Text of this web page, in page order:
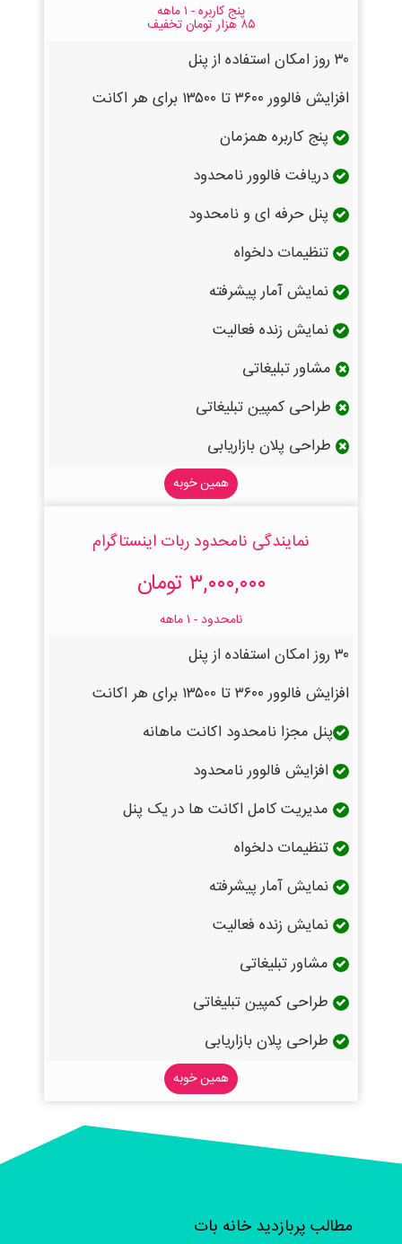
پنج کاربره - ۱ ماهه
۸۵ هزار تومان تخفیف
۳۰ روز امکان استفاده از پنل
افزایش فالوور ۳۶۰۰ تا ۱۳۵۰۰ برای هر اکانت
پنج کاربره همزمان
دریافت فالوور نامحدود
پنل حرفه ای و نامحدود
تنظیمات دلخواه
نمایش آمار پیشرفته
نمایش زنده فعالیت
مشاور تبلیغاتی
طراحی کمپین تبلیغاتی
طراحی پلان بازاریابی
همین خوبه
نمایندگی نامحدود ربات اینستاگرام
۳,۰۰۰,۰۰۰ تومان
نامحدود - ۱ ماهه
۳۰ روز امکان استفاده از پنل
افزایش فالوور ۳۶۰۰ تا ۱۳۵۰۰ برای هر اکانت
پنل مجزا نامحدود اکانت ماهانه
افزایش فالوور نامحدود
مدیریت کامل اکانت ها در یک پنل
تنظیمات دلخواه
نمایش آمار پیشرفته
نمایش زنده فعالیت
مشاور تبلیغاتی
طراحی کمپین تبلیغاتی
طراحی پلان بازاریابی
همین خوبه
مطالب پربازدید خانه بات